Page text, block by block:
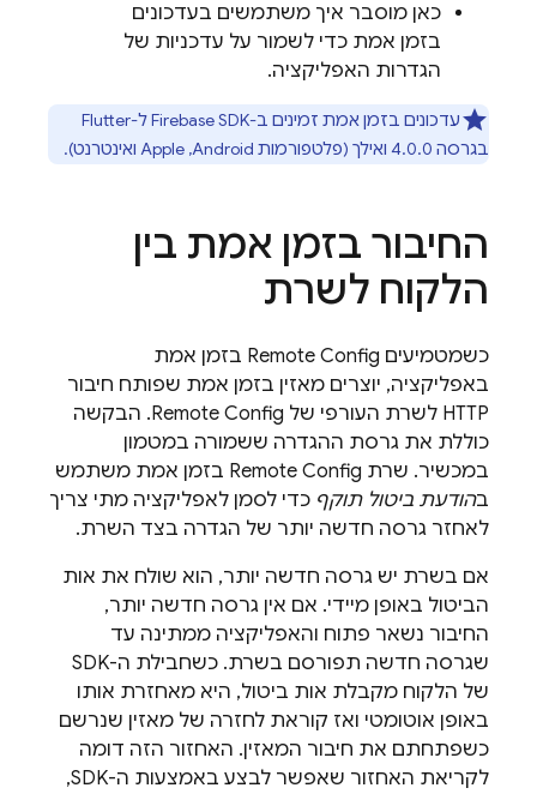
כאן מוסבר איך משתמשים בעדכונים
בזמן אמת כדי לשמור על עדכניות של
הגדרות האפליקציה.
עדכונים בזמן אמת זמינים ב-Firebase SDK ל-Flutter
בגרסה 4.0.0 ואילך (פלטפורמות Android,‏ Apple ואינטרנט).
החיבור בזמן אמת בין
הלקוח לשרת
כשמטמיעים Remote Config בזמן אמת
באפליקציה, יוצרים מאזין בזמן אמת שפותח חיבור
HTTP לשרת העורפי של
Remote Config. הבקשה
כוללת את גרסת ההגדרה ששמורה במטמון
במכשיר. שרת Remote Config בזמן אמת משתמש
בהודעת ביטול תוקף כדי לסמן לאפליקציה מתי צריך
לאחזר גרסה חדשה יותר של הגדרה בצד השרת.
אם בשרת יש גרסה חדשה יותר, הוא שולח את אות
הביטול באופן מיידי. אם אין גרסה חדשה יותר,
החיבור נשאר פתוח והאפליקציה ממתינה עד
שגרסה חדשה תפורסם בשרת. כשחבילת ה-SDK
של הלקוח מקבלת אות ביטול, היא מאחזרת אותו
באופן אוטומטי ואז קוראת לחזרה של מאזין שנרשם
כשפתחתם את חיבור המאזין. האחזור הזה דומה
לקריאת האחזור שאפשר לבצע באמצעות ה-SDK,